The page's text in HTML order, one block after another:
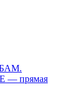
прямая